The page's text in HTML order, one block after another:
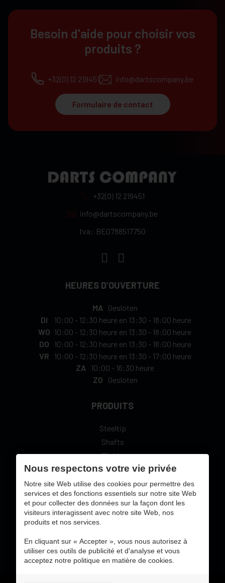
Besoin d'aide pour choisir vos
produits ?
+32(0) 12 219451 info@dartscompany.be
Formulaire de contact
+32(0) 12 219451
info@dartscompany.be
tva: BE0788517750
HEURES D’OUVERTURE
MA
Gesloten
DI
10:00 - 12:30 heure en 13:30 - 18:00 heure
WO 10:00 - 12:30 heure en 13:30 - 18:00 heure
DO
10:00 - 12:30 heure en 13:30 - 18:00 heure
VR
10:00 - 12:30 heure en 13:30 - 17:00 heure
ZA
10:00 - 16:30 heure
ZO
Gesloten
PRODUITS
Steeltip
Shafts
Flights
L-Style
sécure paiement en ligne avec:
Nous respectons votre vie privée
Notre site Web utilise des cookies pour permettre des
services et des fonctions essentiels sur notre site Web
et pour collecter des données sur la façon dont les
visiteurs interagissent avec notre site Web, nos
produits et nos services.
En cliquant sur « Accepter », vous nous autorisez à
utiliser ces outils de publicité et d'analyse et vous
acceptez notre politique en matière de cookies.